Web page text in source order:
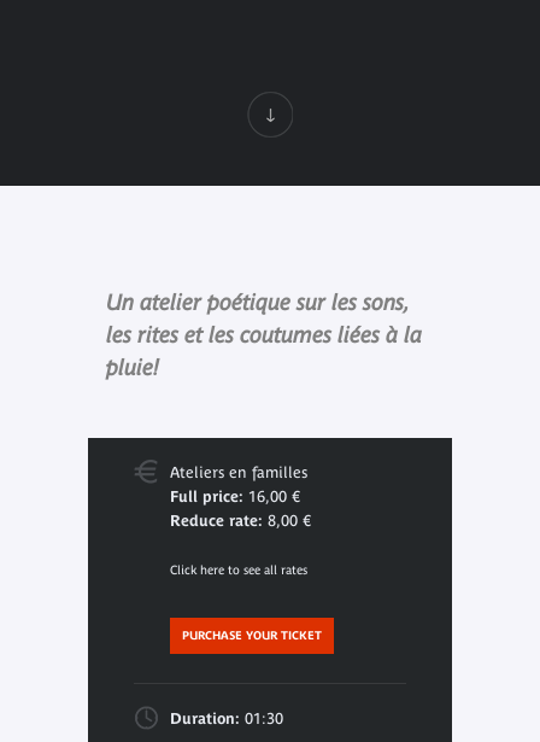
Un atelier poétique sur les sons,
les rites et les coutumes liées à la
pluie!
Ateliers en familles
Full price: 16,00 €
Reduce rate: 8,00 €
Click here to see all rates
PURCHASE YOUR TICKET
Duration: 01:30